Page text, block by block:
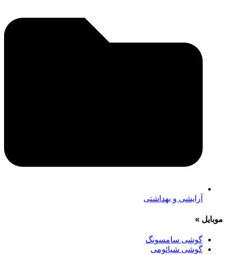
آرایشی و بهداشتی
موبایل »
گوشی سامسونگ
گوشی شیائومی